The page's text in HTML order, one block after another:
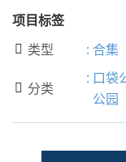
项目标签
 类型 : 合集
 分类
: 口袋
公园